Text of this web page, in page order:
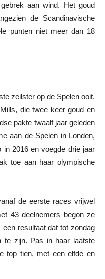
aan wind. Het goud
de Scandinavische
punten niet meer dan 18
zeilster op de Spelen ooit.
die twee keer goud en
pakte twaalf jaar geleden
aan de Spelen in Londen,
2016 en voegde drie jaar
toe aan haar olympische
de eerste races vrijwel
43 deelnemers begon ze
resultaat dat tot zondag
te zijn. Pas in haar laatste
top tien, met een elfde en